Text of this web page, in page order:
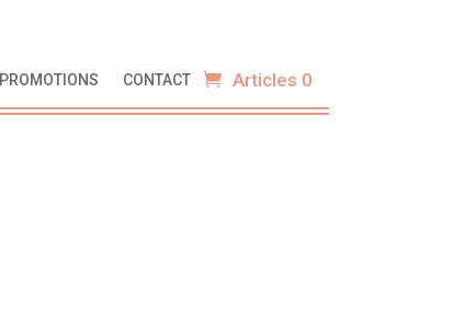
PROMOTIONS CONTACT Articles 0